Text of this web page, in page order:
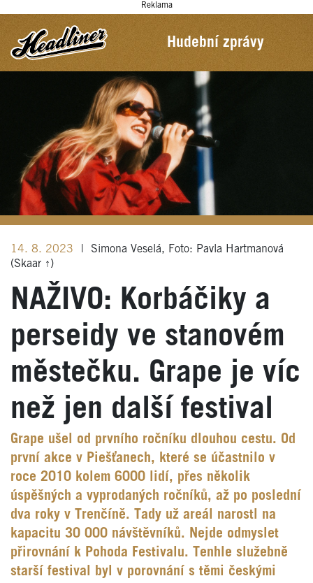
Reklama
Hudební zprávy
14. 8. 2023
Simona Veselá, Foto: Pavla Hartmanová
(Skaar ↑)
NAŽIVO: Korbáčiky a
perseidy ve stanovém
městečku. Grape je víc
než jen další festival
Grape ušel od prvního ročníku dlouhou cestu. Od
první akce v Piešťanech, které se účastnilo v
roce 2010 kolem 6000 lidí, přes několik
úspěšných a vyprodaných ročníků, až po poslední
dva roky v Trenčíně. Tady už areál narostl na
kapacitu 30 000 návštěvníků. Nejde odmyslet
přirovnání k Pohoda Festivalu. Tenhle služebně
starší festival byl v porovnání s těmi českými